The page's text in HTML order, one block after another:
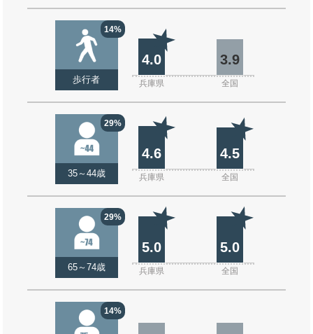
14%
歩行者
4.0 3.9
兵庫県 全国
29%
35～44歳
4.6 4.5
兵庫県 全国
29%
65～74歳
5.0 5.0
兵庫県 全国
14%